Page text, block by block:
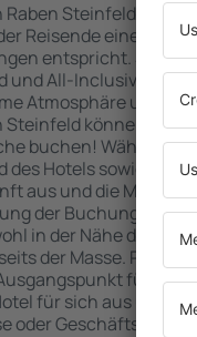
Raben Steinfeld sind
Reisende eine
entspricht. Sie
und All-Inclusive-
Atmosphäre und
Steinfeld können Sie
buchen! Wählen
des Hotels sowie die
aus und die
der Buchung.
in der Nähe der
der Masse.
für
für sich aus und
oder Geschäftsreise